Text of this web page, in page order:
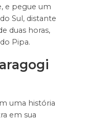
e pegue um
Sul, distante
duas horas,
Pipa.
uma história
em sua